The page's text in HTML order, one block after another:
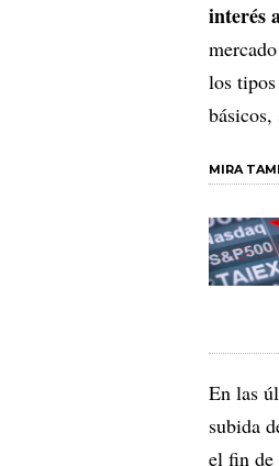
interés
los
MIRA
En las
subida
el fin de